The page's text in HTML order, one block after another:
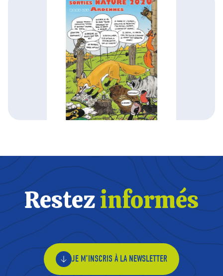
Restezinformés
JE M’INSCRIS À LA NEWSLETTER